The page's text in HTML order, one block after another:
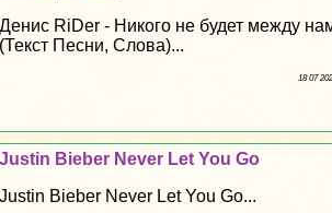
Денис RiDer - Никого не будет между
(Текст Песни, Слова)...
18 07
Justin Bieber Never Let You Go
Justin Bieber Never Let You Go...